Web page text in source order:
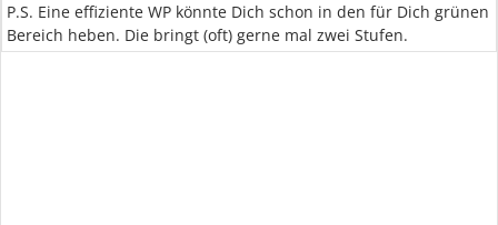
P.S. Eine effiziente WP könnte Dich schon in den für Dich grünen
Bereich heben. Die bringt (oft) gerne mal zwei Stufen.